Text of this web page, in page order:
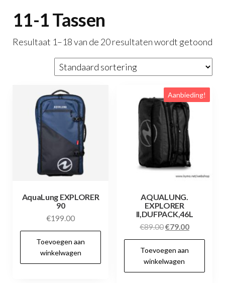
11-1 Tassen
Resultaat 1–18 van de 20 resultaten wordt getoond
AquaLung EXPLORER
90
€199.00
Toevoegen aan
winkelwagen
Aanbieding!
AQUALUNG.
EXPLORER
II,DUFPACK,46L
€89.00Oorspronkelijke
prijs
was:
€89.00.
€79.00Huidige
prijs
Toevoegen aan
winkelwagen